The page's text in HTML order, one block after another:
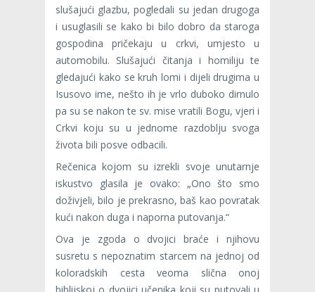
slušajući glazbu, pogledali su jedan drugoga
i usug­lasili se kako bi bilo dobro da staroga
gospodina pričekaju u crkvi, umjesto u
automobilu. Slu­šajući čitanja i homiliju te
gledajući kako se kruh lomi i dijeli drugima u
Isusovo ime, nešto ih je vrlo duboko dirnulo
pa su se nakon te sv. mise vratili Bogu, vjeri i
Crkvi koju su u jednome razdoblju svoga
života bili posve odbacili.
Rečenica kojom su izrekli svoje unutarnje
iskustvo glasila je ovako: „Ono što smo
doživjeli, bilo je prekras­no, baš kao povratak
kući nakon duga i naporna putovanja.“
Ova je zgoda o dvojici braće i njihovu
susretu s nepoz­natim starcem na jednoj od
koloradskih cesta veoma slična onoj
biblijskoj o dvojici učenika koji su putovali u